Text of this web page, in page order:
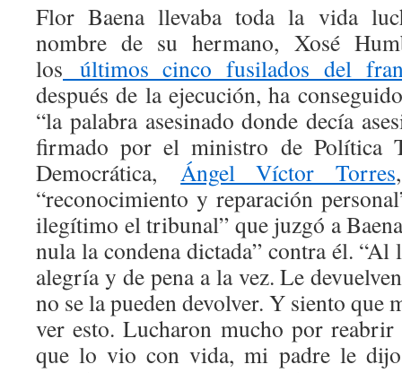
Flor Baena llevaba toda la vida
nombre de su hermano, Xosé
los últimos cinco fusilados del
después de la ejecución, ha
“la palabra asesinado donde decía
firmado por el ministro de Política
Democrática,Ángel Víctor Torres
“reconocimiento y reparación
ilegítimo el tribunal” que juzgó a
nula la condena dictada” contra él. “Al
alegría y de pena a la vez. Le
no se la pueden devolver. Y siento que
ver esto. Lucharon mucho por
que lo vio con vida, mi padre le